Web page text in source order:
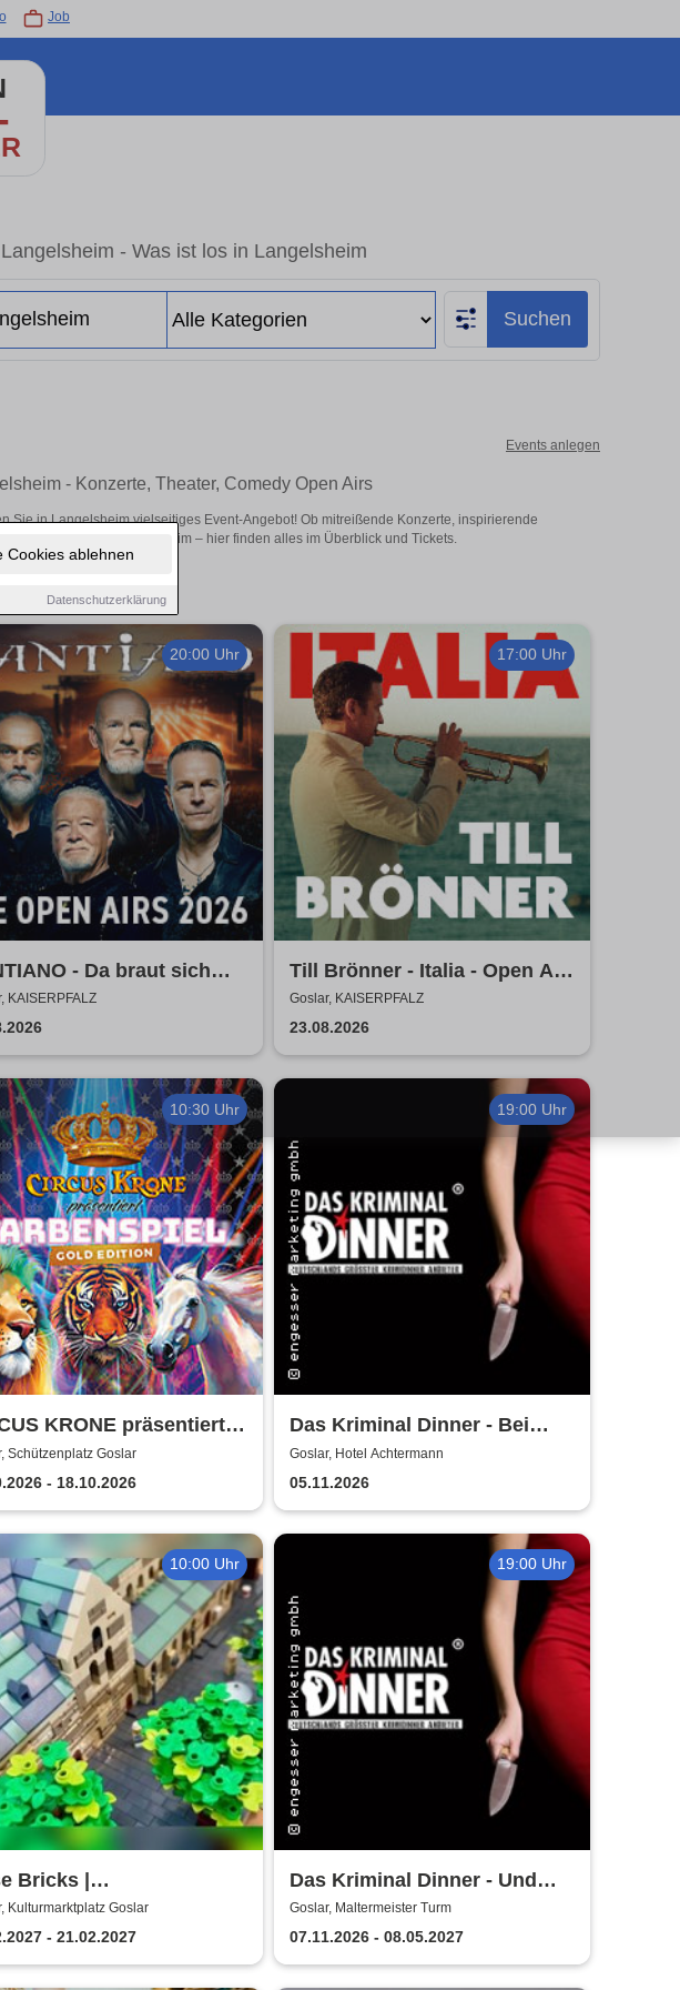
Cookies ablehnen
Datenschutzerklärung
Job
- Was ist los in Langelsheim
Suchen
Events anlegen
- Konzerte, Theater, Comedy Open Airs
Sie in Langelsheim vielseitiges Event-Angebot! Ob mitreißende Konzerte, inspirierende
in Langelsheim – hier finden alles im Überblick und Tickets.
20:00 Uhr
- Da braut sich
- Open Air
KAISERPFALZ
17:00 Uhr
Till Brönner - Italia - Open Air
2026
Goslar, KAISERPFALZ
23.08.2026
10:30 Uhr
KRONE präsentiert
- Gold Edition
Schützenplatz Goslar
- 18.10.2026
19:00 Uhr
Das Kriminal Dinner - Bei
Aussage: Mord!
Goslar, Hotel Achtermann
05.11.2026
10:00 Uhr
Bricks |
Goslar
Kulturmarktplatz Goslar
- 21.02.2027
19:00 Uhr
Das Kriminal Dinner - Und
raus bist du
Goslar, Maltermeister Turm
07.11.2026 - 08.05.2027